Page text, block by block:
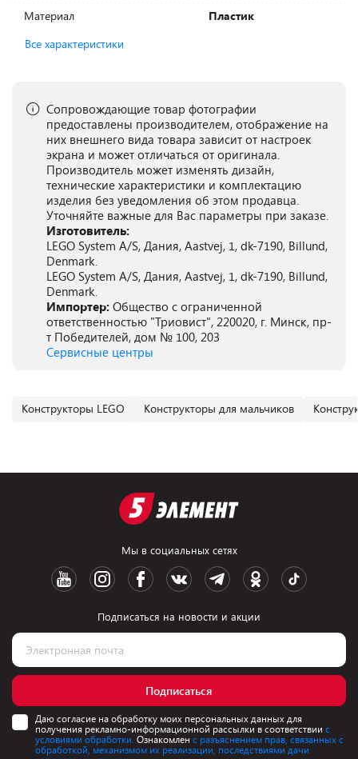
Материал
Пластик
Все характеристики
Сопровождающие товар фотографии
предоставлены производителем, отображение на
них внешнего вида товара зависит от настроек
экрана и может отличаться от оригинала.
Производитель может изменять дизайн,
технические характеристики и комплектацию
изделия без уведомления об этом продавца.
Уточняйте важные для Вас параметры при заказе.
Изготовитель:
LEGO System A/S, Дания, Aastvej, 1, dk-7190, Billund,
Denmark.
LEGO System A/S, Дания, Aastvej, 1, dk-7190, Billund,
Denmark.
Импортер: Общество с ограниченной
ответственностью "Триовист", 220020, г. Минск, пр-
т Победителей, дом № 100, 203
Сервисные центры
Конструкторы LEGO Конструкторы для мальчиков
Мы в социальных сетях
Подписаться на новости и акции
Подписаться
Даю согласие на обработку моих персональных данных для
получения рекламно-информационной рассылки в соответствии с
условиями обработки. Ознакомлен с разъяснением прав, связанных с
обработкой, механизмом их реализации, последствиями дачи